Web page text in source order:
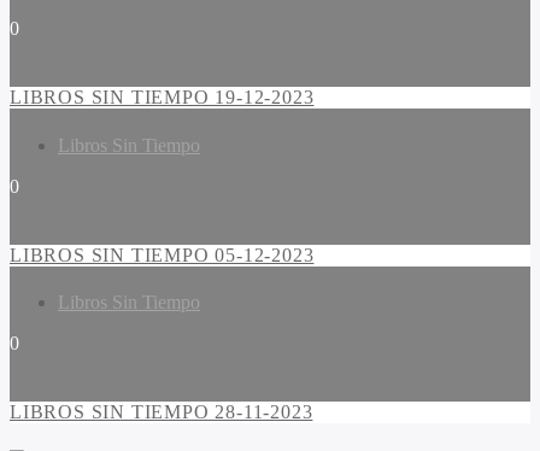
0
LIBROS SIN TIEMPO 19-12-2023
Libros Sin Tiempo
0
LIBROS SIN TIEMPO 05-12-2023
Libros Sin Tiempo
0
LIBROS SIN TIEMPO 28-11-2023